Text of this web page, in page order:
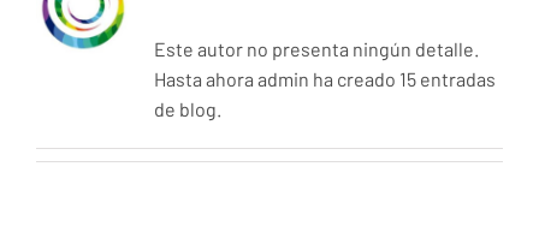
Este autor no presenta ningún detalle.
Hasta ahora admin ha creado 15 entradas
de blog.